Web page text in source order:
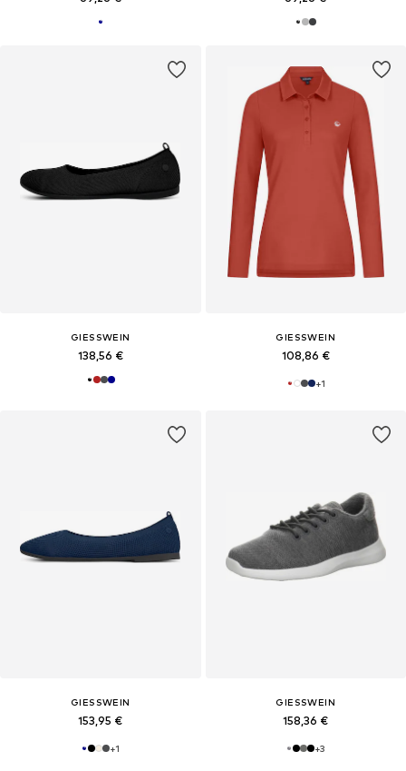
GIESSWEIN
138,56 €
GIESSWEIN
108,86 €
+1
GIESSWEIN
153,95 €
+1
GIESSWEIN
158,36 €
+3